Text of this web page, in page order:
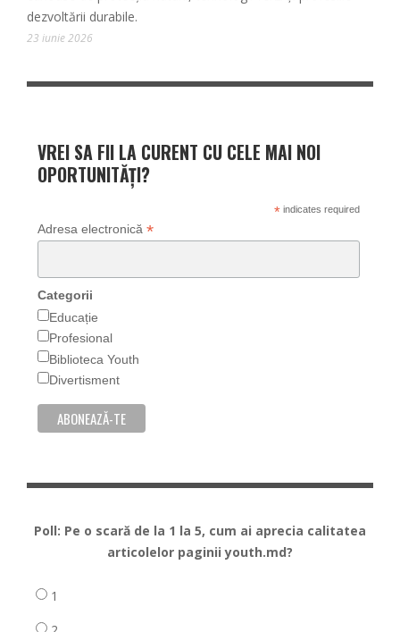
dezvoltării durabile.
23 iunie 2026
VREI SA FII LA CURENT CU CELE MAI NOI
OPORTUNITĂȚI?
*indicates required
Adresa electronică *
Categorii
Educație
Profesional
Biblioteca Youth
Divertisment
Poll: Pe o scară de la 1 la 5, cum ai aprecia calitatea
articolelor paginii youth.md?
1